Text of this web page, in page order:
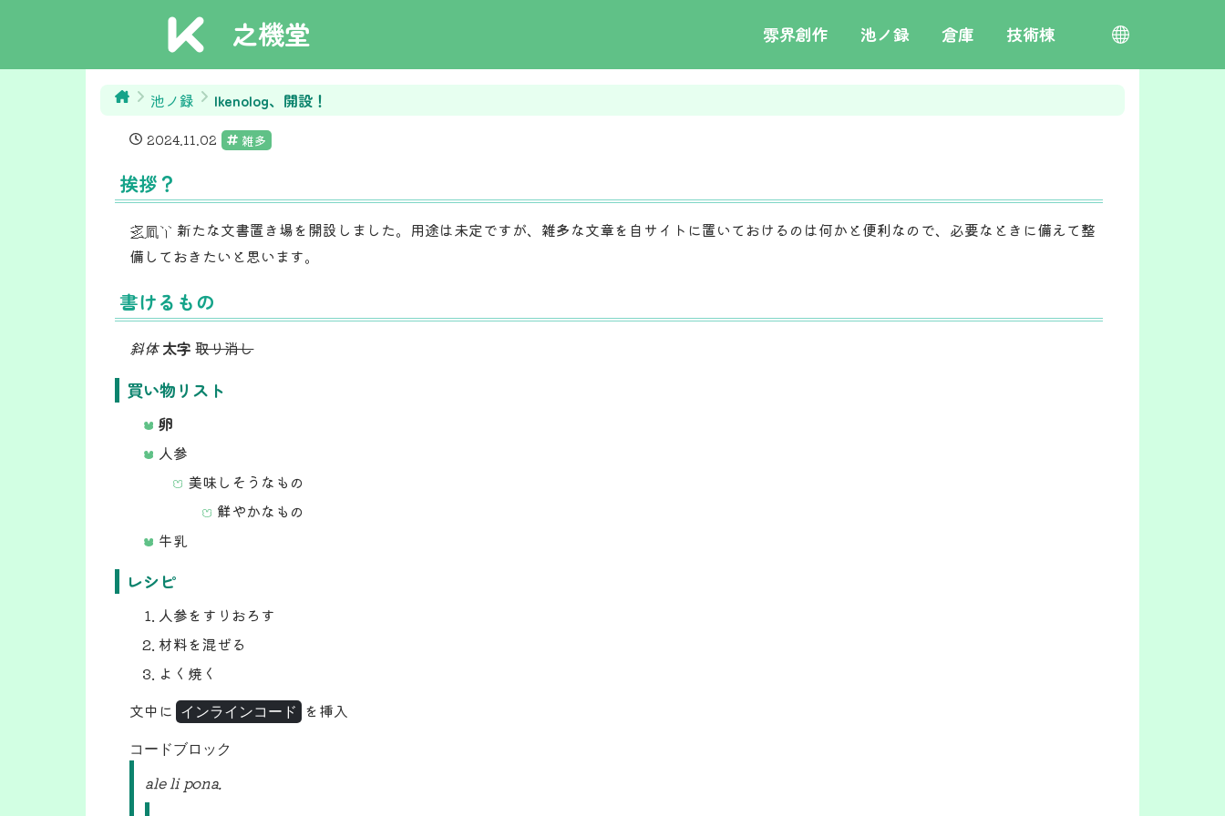
之機堂 雰界創作 池ノ録 倉庫 技術棟
栄言
toki pona
English
池ノ録 Ikenolog、開設！
2024.11.02 雑多
挨拶？
穏永！ 新たな文書置き場を開設しました。用途は未定ですが、雑多な文章を自サイトに置いておけるのは何かと便利なので、必要なときに備えて整
備しておきたいと思います。
書けるもの
斜体太字 取り消し
買い物リスト
卵
人参
美味しそうなもの
鮮やかなもの
牛乳
レシピ
人参をすりおろす
材料を混ぜる
よく焼く
文中に インラインコード を挿入
ale li pona.